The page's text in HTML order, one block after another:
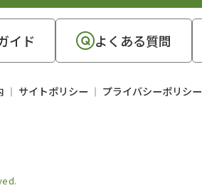
イド よくある質問
サイトポリシー プライバシーポリシー